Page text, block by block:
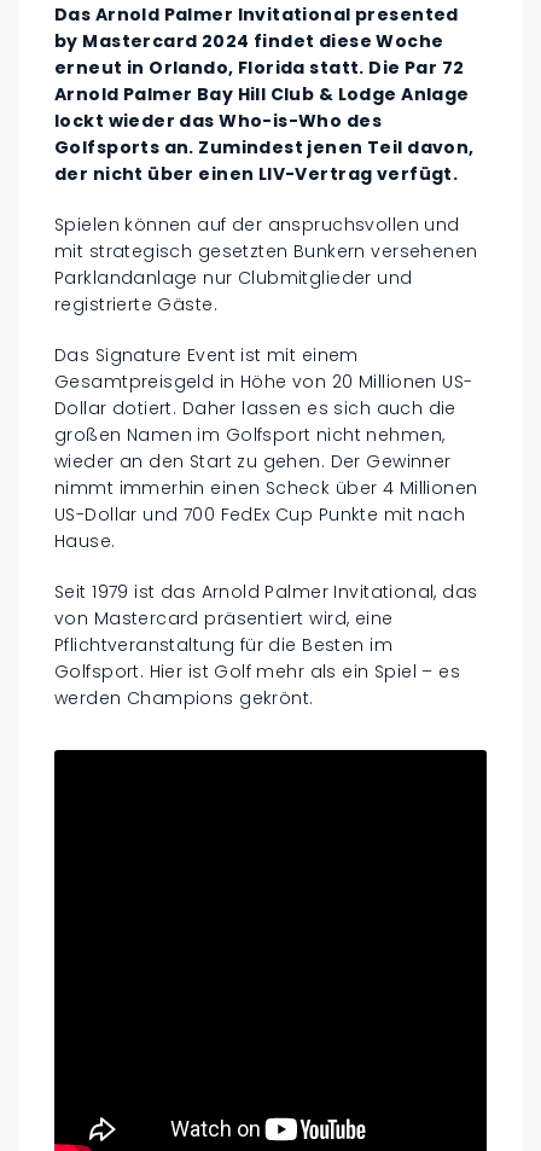
Das Arnold Palmer Invitational presented
by Mastercard 2024 findet diese Woche
erneut in Orlando, Florida statt. Die Par 72
Arnold Palmer Bay Hill Club & Lodge Anlage
lockt wieder das Who-is-Who des
Golfsports an. Zumindest jenen Teil davon,
der nicht über einen LIV-Vertrag verfügt.
Spielen können auf der anspruchsvollen und
mit strategisch gesetzten Bunkern versehenen
Parklandanlage nur Clubmitglieder und
registrierte Gäste.
Das Signature Event ist mit einem
Gesamtpreisgeld in Höhe von 20 Millionen US-
Dollar dotiert. Daher lassen es sich auch die
großen Namen im Golfsport nicht nehmen,
wieder an den Start zu gehen. Der Gewinner
nimmt immerhin einen Scheck über 4 Millionen
US-Dollar und 700 FedEx Cup Punkte mit nach
Hause.
Seit 1979 ist das Arnold Palmer Invitational, das
von Mastercard präsentiert wird, eine
Pflichtveranstaltung für die Besten im
Golfsport. Hier ist Golf mehr als ein Spiel – es
werden Champions gekrönt.